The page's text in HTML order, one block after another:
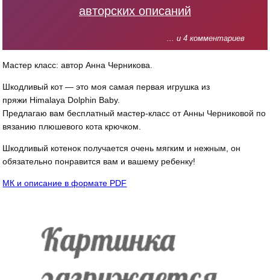
авторских описаний
... и 4 комментариев
Мастер класс: автор Анна Черникова.
Шкодливый кот — это моя самая первая игрушка из
пряжи Himalaya Dolphin Baby.
Предлагаю вам бесплатный мастер-класс от Анны Черниковой по
вязанию плюшевого кота крючком.
Шкодливый котенок получается очень мягким и нежным, он
обязательно понравится вам и вашему ребенку!
МК и описание в формате PDF